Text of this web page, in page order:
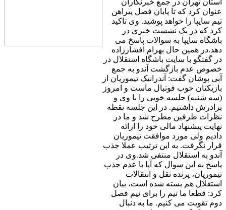
عنوان کرد که تا پایان فصل پیراهن
تیم سایپا را خواهد پوشید. وی تاکید
کرد که در یک نشست خبری در
باشگاه سایپا به سوالات پاسخ می
دهد.در همین حال بهرام افشارزاده
در گفتگو با سایت باشگاه استقلال در
خصوص عدم بازگشت آندو به جمع
آبی پوشان گفت: آندرانیک تیموریان از
بازیکنان خوب فوتبال ماست و امروز
(سه شنبه) جلسه خوبی را با وی و
برادرش داشتیم. در این جلسه نقطه
نظرات طرفین مطرح شد و ما در
نهایت پیشنهاد مالی خود را ارائه
دادیم ولی مورد موافقت تیموریان
قرار نگرفت. به این ترتیب عملا جذب
آندو به استقلال منتفی شد.وی در
پاسخ به این سوال که آیا با عدم جذب
تیموریان، پرنده نقل و انتقالات
استقلال هم بسته شده است، بیان
کرد: قطعا ما تیم را برای نیم فصل
دوم تقویت می کنیم. ما به دنبال